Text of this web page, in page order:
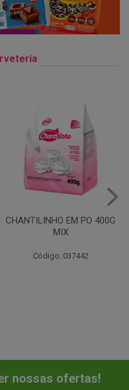
CHANTILINHO EM PO 400G
MIX
Código: 037442
nossas ofertas!